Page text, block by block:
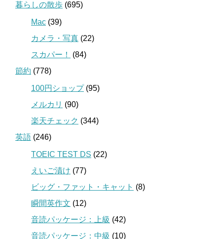
暮らしの散歩 (695)
Mac (39)
カメラ・写真 (22)
スカパー！
(84)
節約 (778)
100円ショップ(95)
メルカリ (90)
楽天チェック (344)
英語 (246)
TOEIC TEST DS (22)
えいご漬け (77)
ビッグ・ファット・キャット (8)
瞬間英作文 (12)
音読パッケージ：上級 (42)
音読パッケージ：中級 (10)